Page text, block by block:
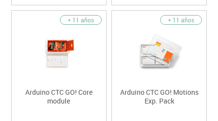
+ 11 años
Arduino CTC GO! Core
module
+ 11 años
Arduino CTC GO! Motions
Exp. Pack